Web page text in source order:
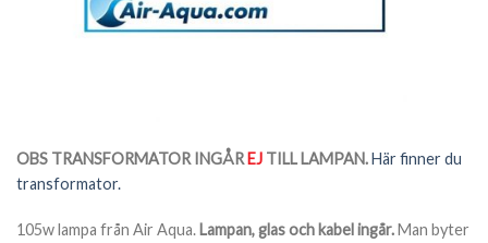
OBS TRANSFORMATOR INGÅR EJ TILL LAMPAN.Här finner du
transformator.
105w lampa från Air Aqua. Lampan, glas och kabel ingår.Man byter